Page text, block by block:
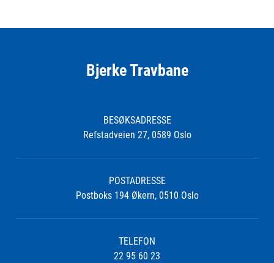
Bjerke Travbane
BESØKSADRESSE
Refstadveien 27, 0589 Oslo
POSTADRESSE
Postboks 194 Økern, 0510 Oslo
TELEFON
22 95 60 23